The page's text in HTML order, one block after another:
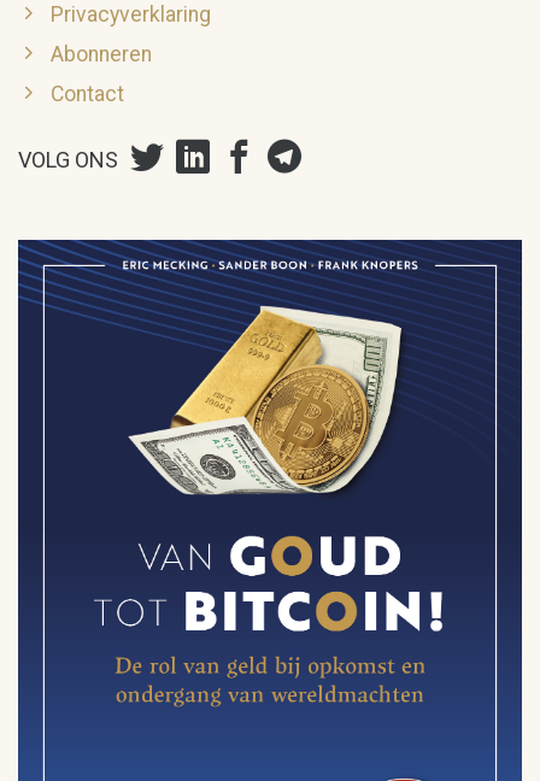
Privacyverklaring
Abonneren
Contact
VOLG ONS